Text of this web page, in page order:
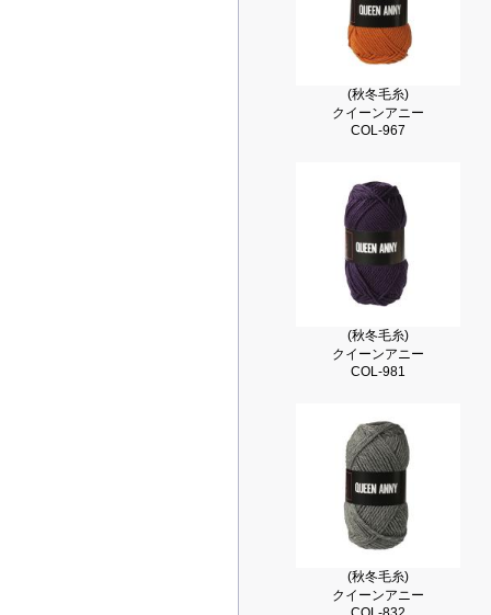
(秋冬毛糸)
クイーンアニー
COL-967
(秋冬毛糸)
クイーンアニー
COL-981
(秋冬毛糸)
クイーンアニー